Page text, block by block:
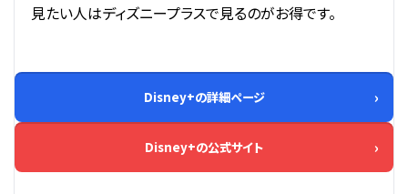
見たい人はディズニープラスで見るのがお得です。
Disney+の詳細ページ
Disney+の公式サイト